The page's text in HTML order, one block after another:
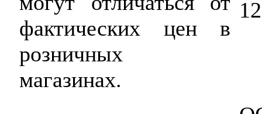
фактических цен в
розничных
магазинах.